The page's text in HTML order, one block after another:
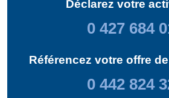
Déclarez votre
0 427 684
Référencez votre offre
0 442 824